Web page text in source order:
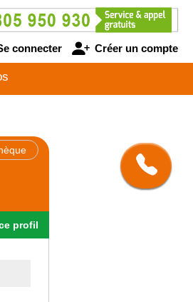
connecter Créer un compte
profil